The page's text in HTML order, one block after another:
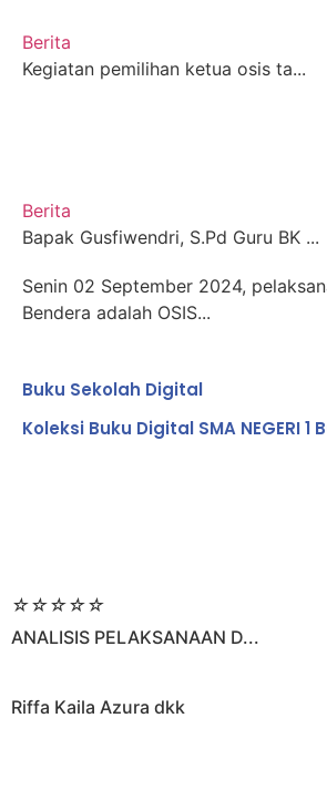
Berita
Kegiatan pemilihan ketua osis ta...
Berita
Bapak Gusfiwendri, S.Pd Guru BK ...
Senin 02 September 2024,
Bendera adalah OSIS...
Buku Sekolah Digital
Koleksi Buku Digital SMA NEGERI 1
☆☆☆☆☆
ANALISIS PELAKSANAAN D...
Riffa Kaila Azura dkk